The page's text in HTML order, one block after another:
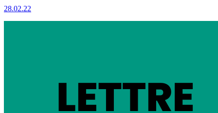
28.02.22